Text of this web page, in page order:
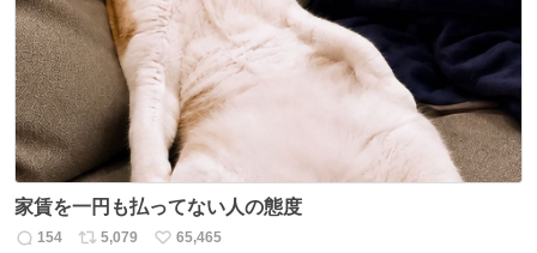
家賃を一円も払ってない人の態度
返
154
リ
5,079
い
65,465